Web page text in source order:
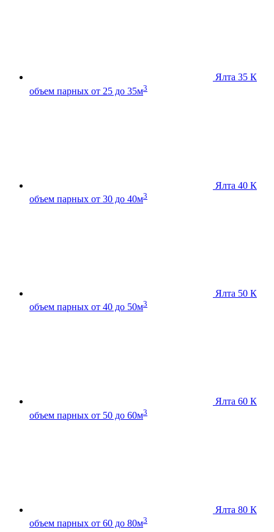
Ялта 35 К
объем парных от 25 до 35м3
Ялта 40 К
объем парных от 30 до 40м3
Ялта 50 К
объем парных от 40 до 50м3
Ялта 60 К
объем парных от 50 до 60м3
Ялта 80 К
объем парных от 60 до 80м3